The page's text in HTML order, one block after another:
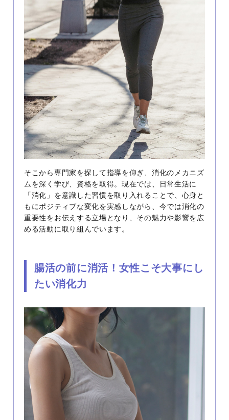
そこから専門家を探して指導を仰ぎ、消化のメカニズ
ムを深く学び、資格を取得。現在では、日常生活に
「消化」を意識した習慣を取り入れることで、心身と
もにポジティブな変化を実感しながら、今では消化の
重要性をお伝えする立場となり、その魅力や影響を広
める活動に取り組んでいます。
腸活の前に消活！女性こそ大事にし
たい消化力